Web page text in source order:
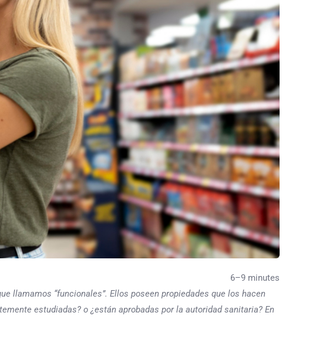
6–9 minutes
llamamos “funcionales”. Ellos poseen propiedades que los hacen
estudiadas? o ¿están aprobadas por la autoridad sanitaria? En